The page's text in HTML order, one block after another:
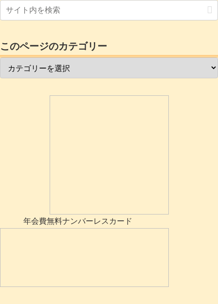
このページのカテゴリー
年会費無料ナンバーレスカード